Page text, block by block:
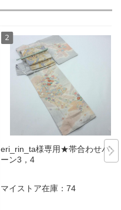
eri_rin_ta様専用★帯合わせパタ
ーン3，4
マイストア在庫： 74